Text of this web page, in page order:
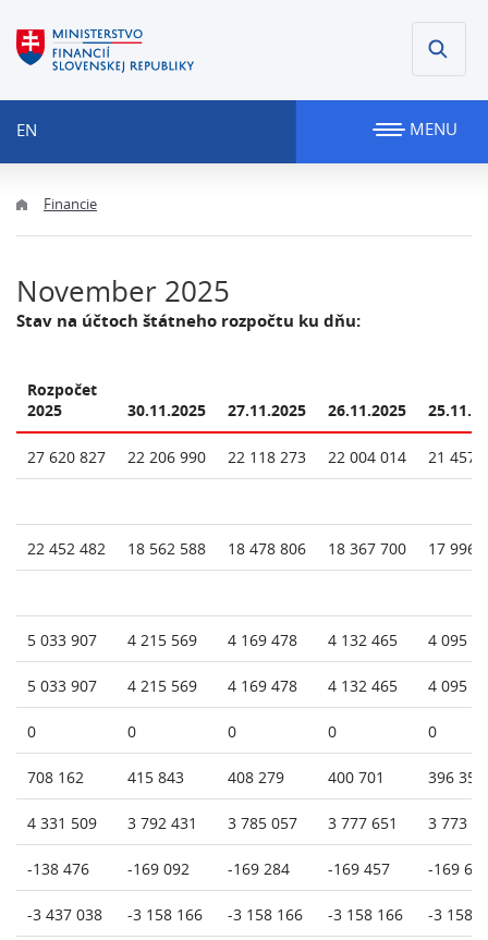
EN MENU
Financie
November 2025
Stav na účtoch štátneho rozpočtu ku dňu:
Rozpočet
2025
30.11.2025 27.11.2025 26.11.2025
27 620 827 22 206 990 22 118 273 22 004 014 21 457
22 452 482 18 562 588 18 478 806 18 367 700 17 996
5 033 907 4 215 569 4 169 478 4 132 465 4 095
5 033 907 4 215 569 4 169 478 4 132 465 4 095
0 0 0 0 0
708 162 415 843 408 279 400 701 396 358
4 331 509 3 792 431 3 785 057 3 777 651 3 773
-138 476 -169 092 -169 284 -169 457 -169
-3 437 038 -3 158 166 -3 158 166 -3 158 166 -3 158